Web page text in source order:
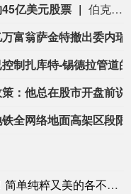
关税退税
上市公司公告显示，自7月以来，多家公司宣布已经收到美国关税退税。根据美国最高法院今年2月裁定，《国际紧急经济权力法》不授权总统征收大规模关税。美国国际贸易法院随后下令海关办理相关退款。海关与边境保护局4月20日启动第一阶段退款工作，首批退款于5月11日前后发放。美国海关与边境保护局官员本月4日披露的信息显示，截至7月底，该部门已处理完毕约1000亿美元关税的退款流程并把相关信息提供给财政部用于付款。（中新社）
厂通水
据“三峡小微”公众号消息，8月8日，由三峡集团所属长江环保集团、武汉市水务集团等共同投资建设的华中地区规模最大的“双膜”工艺应急水厂——武汉梁子湖应急水厂并网通水，标志着武汉市江南区域正式构建起“一江一湖”双水源互为备援、灵活调度的供水新格局，为片区660万市民用水安全提供坚实保障。
日内涨超0.5%。
又美的各不相同，超有气